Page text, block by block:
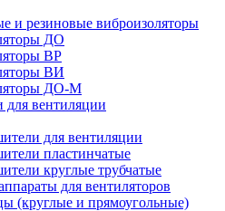
и резиновые виброизоляторы
ДО
ВР
ВИ
ДО-М
вентиляции
для вентиляции
пластинчатые
круглые трубчатые
для вентиляторов
(круглые и прямоугольные)